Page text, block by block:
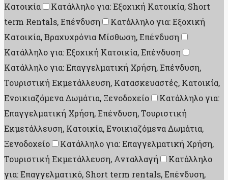
Κατοικία
Κατάλληλο για: Εξοχική Κατοικία, Short
term Rentals, Επένδυση
Κατάλληλο για: Εξοχική
Κατοικία, Βραχυχρόνια Μίσθωση, Επένδυση
Κατάλληλο για: Εξοχική Κατοικία, Επένδυση
Κατάλληλο για: Επαγγελματική Χρήση, Επένδυση,
Τουριστική Εκμετάλλευση, Κατασκευαστές, Κατοικία,
Ενοικιαζόμενα Δωμάτια, Ξενοδοχείο
Κατάλληλο για:
Επαγγελματική Χρήση, Επένδυση, Τουριστική
Εκμετάλλευση, Κατοικία, Ενοικιαζόμενα Δωμάτια,
Ξενοδοχείο
Κατάλληλο για: Επαγγελματική Χρήση,
Τουριστική Εκμετάλλευση, Ανταλλαγή
Κατάλληλο
για: Επαγγελματικό, Short term rentals, Επένδυση,